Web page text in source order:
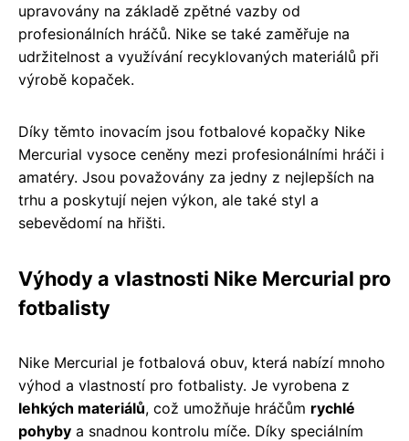
upravovány na základě zpětné vazby od
profesionálních hráčů. Nike se také zaměřuje na
udržitelnost a využívání recyklovaných materiálů při
výrobě kopaček.
Díky těmto inovacím jsou fotbalové kopačky Nike
Mercurial vysoce ceněny mezi profesionálními hráči i
amatéry. Jsou považovány za jedny z nejlepších na
trhu a poskytují nejen výkon, ale také styl a
sebevědomí na hřišti.
Výhody a vlastnosti Nike Mercurial pro
fotbalisty
Nike Mercurial je fotbalová obuv, která nabízí mnoho
výhod a vlastností pro fotbalisty. Je vyrobena z
lehkých materiálů, což umožňuje hráčům rychlé
pohyby a snadnou kontrolu míče. Díky speciálním